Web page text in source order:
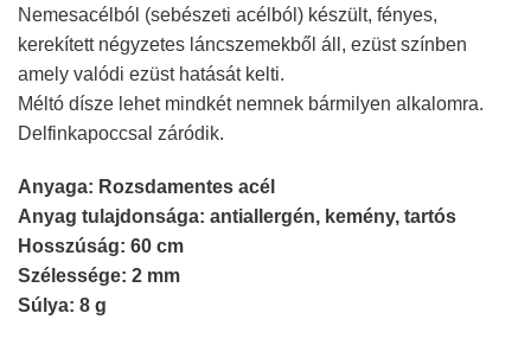
Nemesacélból (sebészeti acélból) készült, fényes,
kerekített négyzetes láncszemekből áll, ezüst színben
amely valódi ezüst hatását kelti.
Méltó dísze lehet mindkét nemnek bármilyen alkalomra.
Delfinkapoccsal záródik.
Anyaga: Rozsdamentes acél
Anyag tulajdonsága: antiallergén, kemény, tartós
Hosszúság: 60 cm
Szélessége: 2 mm
Súlya: 8 g